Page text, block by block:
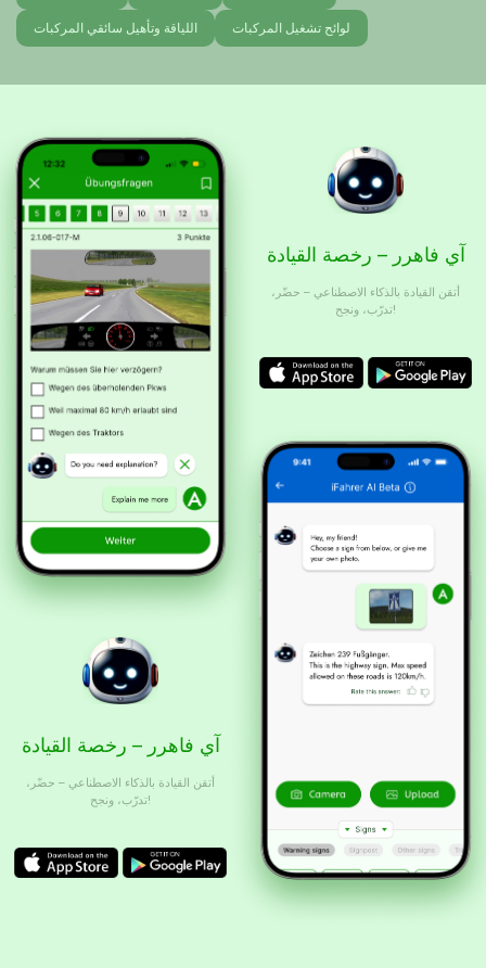
اللياقة وتأهيل سائقي المركبات لوائح تشغيل المركبات
آي فاهرر – رخصة القيادة
أتقن القيادة بالذكاء الاصطناعي – حضّر،
تدرّب، ونجح!
آي فاهرر – رخصة القيادة
أتقن القيادة بالذكاء الاصطناعي – حضّر،
تدرّب، ونجح!